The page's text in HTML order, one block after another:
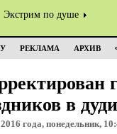
Экстрим по душе
РЕКЛАМА АРХИВ
в
года, понедельник,